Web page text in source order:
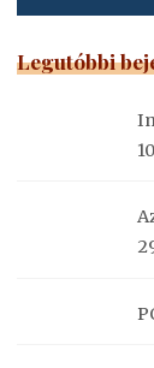
Legutóbbi